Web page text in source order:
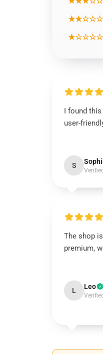
★★☆☆☆
★☆☆☆☆
I found
user-
S
The shop
premium,
L Leo